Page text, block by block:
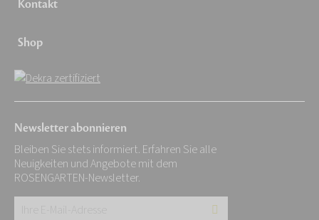
Kontakt
Shop
Newsletter abonnieren
Bleiben Sie stets informiert. Erfahren Sie alle
Neuigkeiten und Angebote mit dem
ROSENGARTEN-Newsletter.